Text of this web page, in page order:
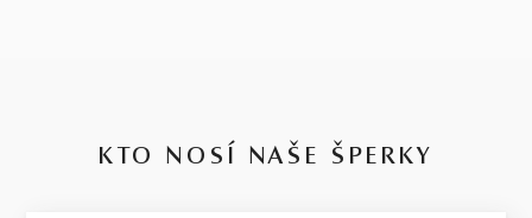
KTO NOSÍ NAŠE ŠPERKY